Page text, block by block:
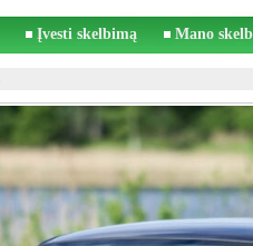
Įvesti skelbimą Mano